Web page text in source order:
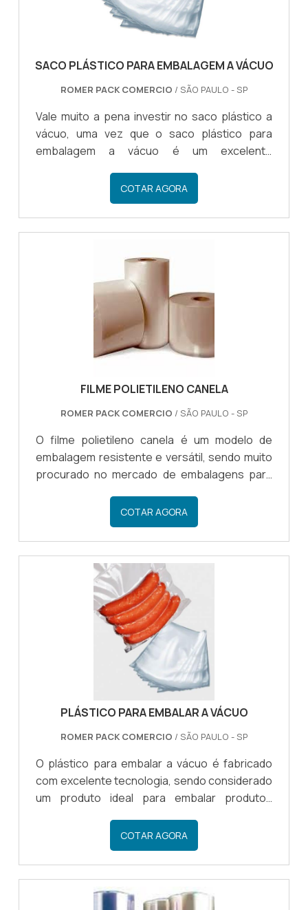
SACO PLÁSTICO PARA EMBALAGEM A VÁCUO
ROMER PACK COMERCIO / SÃO PAULO - SP
Vale muito a pena investir no saco plástico a
vácuo, uma vez que o saco plástico para
embalagem a vácuo é um excelente
busca de um produto resistente e duradouro
que pode servir com embalagem para diversos
tipos de materiais.QUAIS OS BENEFÍCIOS DO
SACO PLÁSTICO Por meio do saco para
embalagem a vácuo o empresário tem a
oportunidade de investir em um produto de
qualidade e que poderá fazer a embalagem de
diversos outros materiais com eficiência e
COTAR AGORA
FILME POLIETILENO CANELA
ROMER PACK COMERCIO / SÃO PAULO - SP
O filme polietileno canela é um modelo de
embalagem resistente e versátil, sendo muito
procurado no mercado de embalagens para
materiais.É IMPORTANTE INVESTIR NO FILME
POLIETILENOCom uma coloração amarronzada
ou canela, tal como ficou conhecido, o filme
canela é um material ecológico, feito de outros
tipos de embalagens plásticas. Versátil e
prático de ser utilizado, o filme polietileno é um
material que pode fazer a embalagem de
diversos produtos com extre.
COTAR AGORA
PLÁSTICO PARA EMBALAR A VÁCUO
ROMER PACK COMERCIO / SÃO PAULO - SP
O plástico para embalar a vácuo é fabricado
com excelente tecnologia, sendo considerado
um produto ideal para embalar produtos
mais tempo, pode ser utilizado com máquinas
seladoras a vácuo.CARACTERÍSTICAS
ATRIBUÍDAS AO PLÁSTICONormalmente
restrito ao uso profissional, o saco plástico a
vácuo conta com uma ótima resistência e
COTAR AGORA